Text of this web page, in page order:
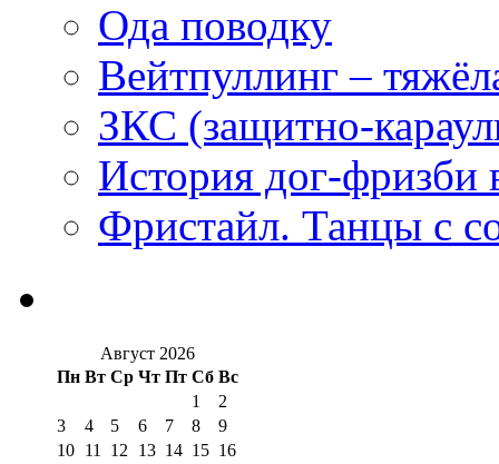
Ода поводку
Вейтпуллинг –
ЗКС (защитно-
История дог-фризби
Фристайл. Танцы с
Август 2026
Пн Вт Ср Чт Пт Сб Вс
1
2
3
4 5 6 7 8
9
10 11 12 13 14 15 16